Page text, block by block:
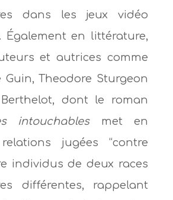
dans les jeux vidéo
Également en littérature,
et autrices comme
Guin, Theodore Sturgeon
dont le roman
intouchablesmet en
jugées “contre
individus de deux races
différentes, rappelant